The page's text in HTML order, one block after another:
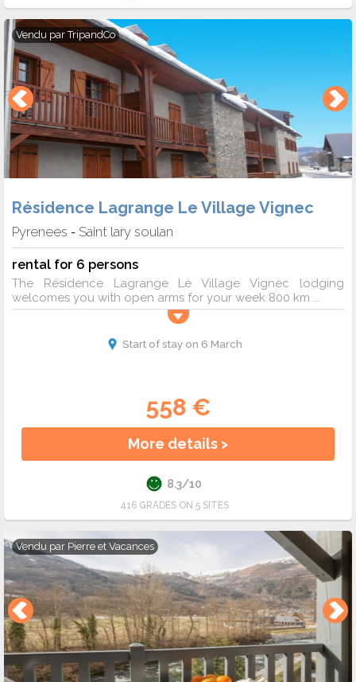
Vendu parTripandCo
Résidence Lagrange Le Village Vignec
Pyrenees - Saint lary soulan
rental for 6 persons
The Résidence Lagrange Le Village Vignec lodging
welcomes you with open arms for your week 800 km ...
Start of stay on 6 March
558 €
More details >
8.3/10
416 GRADES ON 5 SITES
Vendu par Pierre et Vacances